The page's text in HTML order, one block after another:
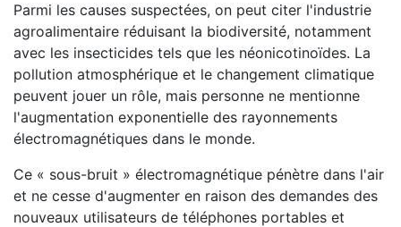
Parmi les causes suspectées, on peut citer l'industrie
agroalimentaire réduisant la biodiversité, notamment
avec les insecticides tels que les néonicotinoïdes. La
pollution atmosphérique et le changement climatique
peuvent jouer un rôle, mais personne ne mentionne
l'augmentation exponentielle des rayonnements
électromagnétiques dans le monde.
Ce « sous-bruit » électromagnétique pénètre dans l'air
et ne cesse d'augmenter en raison des demandes des
nouveaux utilisateurs de téléphones portables et